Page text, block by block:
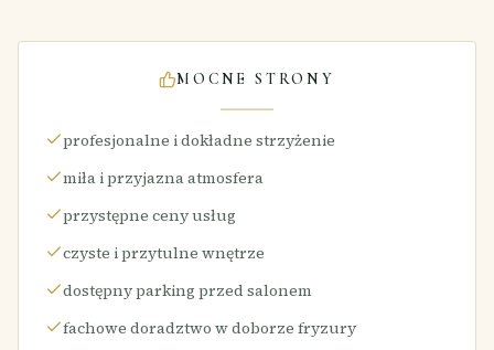
MOCNE STRONY
profesjonalne i dokładne strzyżenie
miła i przyjazna atmosfera
przystępne ceny usług
czyste i przytulne wnętrze
dostępny parking przed salonem
fachowe doradztwo w doborze fryzury